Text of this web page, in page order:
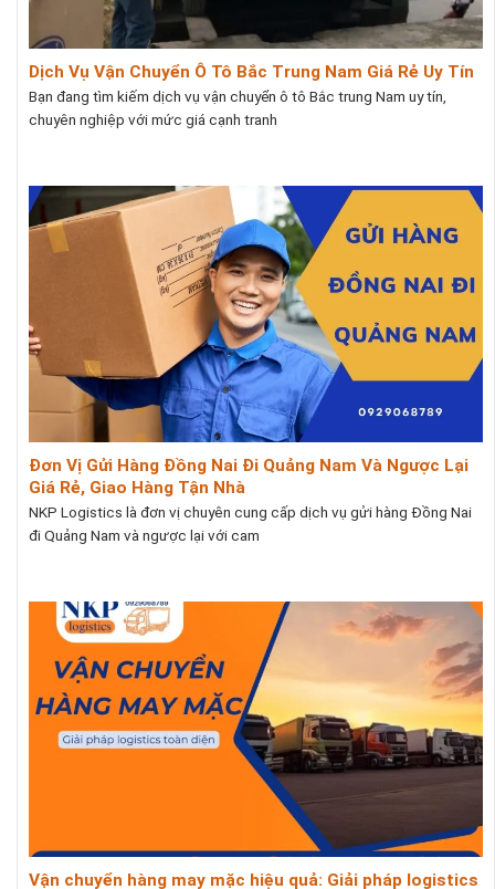
Dịch Vụ Vận Chuyển Ô Tô Bắc Trung Nam Giá Rẻ Uy Tín
Bạn đang tìm kiếm dịch vụ vận chuyển ô tô Bắc trung Nam uy tín,
chuyên nghiệp với mức giá cạnh tranh
Đơn Vị Gửi Hàng Đồng Nai Đi Quảng Nam Và Ngược Lại
Giá Rẻ, Giao Hàng Tận Nhà
NKP Logistics là đơn vị chuyên cung cấp dịch vụ gửi hàng Đồng Nai
đi Quảng Nam và ngược lại với cam
Vận chuyển hàng may mặc hiệu quả: Giải pháp logistics